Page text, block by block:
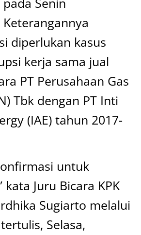
diperlukan kasus
kerja sama jual
PT Perusahaan Gas
Tbk dengan PT Inti
(IAE) tahun 2017-
untuk
kata Juru Bicara KPK
Sugiarto melalui
Selasa,